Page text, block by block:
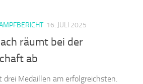
16. JULI 2025
räumt bei der
ab
drei Medaillen am erfolgreichsten.